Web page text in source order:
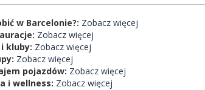
w Barcelonie?: Zobacz więcej
Zobacz więcej
kluby: Zobacz więcej
Zobacz więcej
pojazdów: Zobacz więcej
i wellness: Zobacz więcej